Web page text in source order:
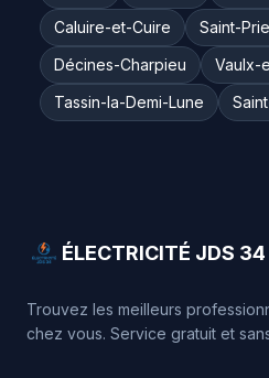
Caluire-et-Cuire
Saint-
Décines-Charpieu
Vaulx-
Tassin-la-Demi-Lune
ÉLECTRICITÉ JDS 34
Trouvez les meilleurs
chez vous. Service gratuit et